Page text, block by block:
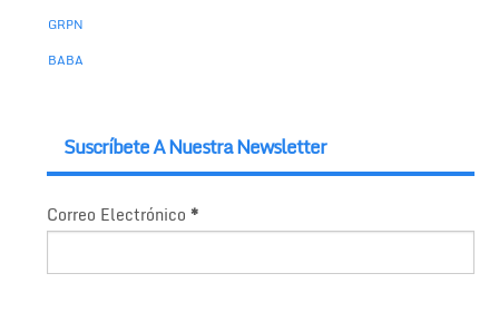
GRPN
BABA
Suscríbete A Nuestra Newsletter
Correo Electrónico *